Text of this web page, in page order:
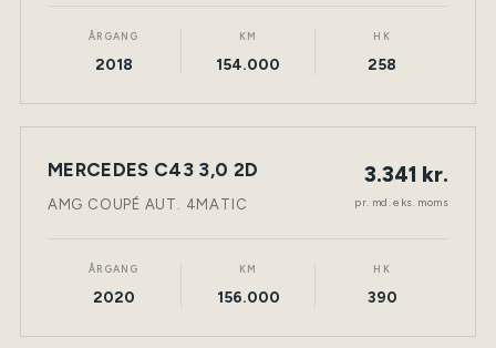
ÅRGANG
2018
KM
154.000
HK
258
LEASING NY BIL TØNDER
MERCEDES C43 3,0 2D
AMG COUPÉ AUT. 4MATIC
3.341 kr.
pr. md. eks. moms
ÅRGANG
2020
KM
156.000
HK
390